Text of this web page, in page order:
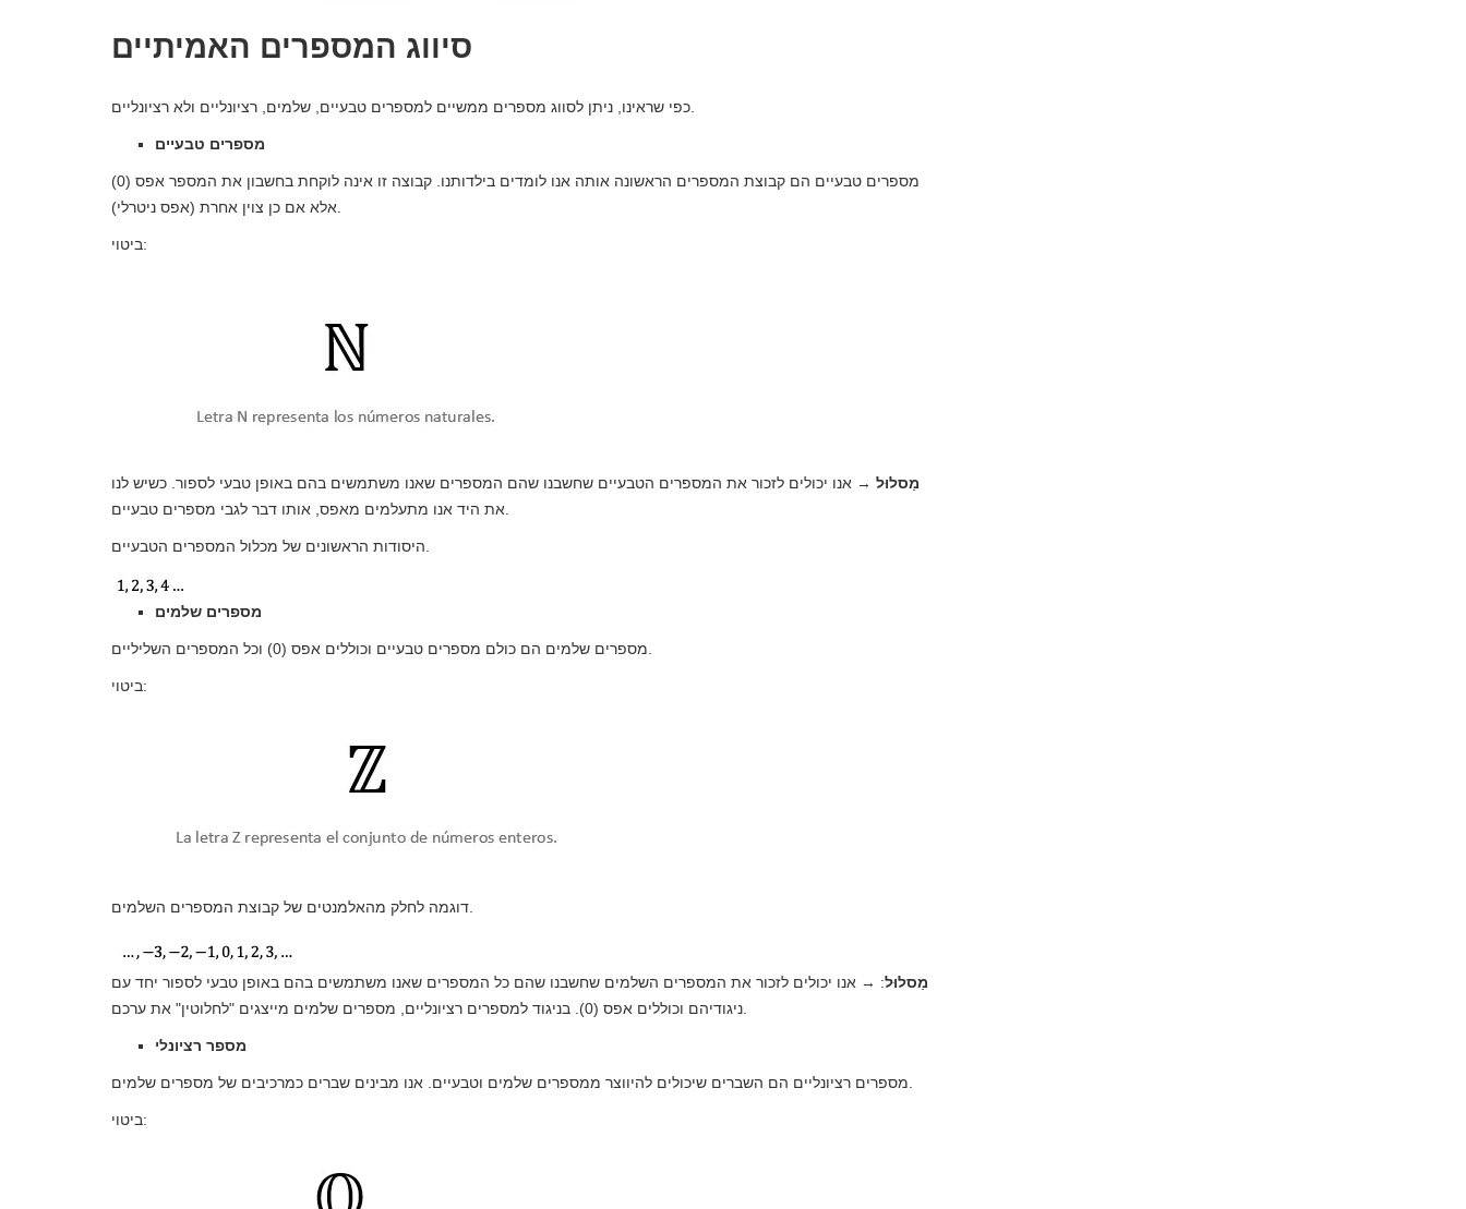
סיווג המספרים האמיתיים
מספרים טבעיים
מספרים טבעיים הם קבוצת המספרים הראשונה אותה אנו לומדים בילדותנו. קבוצה זו אינה לוקחת בחשבון את המספר אפס (0)
ביטוי:
מַסלוּל → אנו יכולים לזכור את המספרים הטבעיים שחשבנו שהם המספרים שאנו משתמשים בהם באופן טבעי לספור. כשיש לנו
מספרים שלמים
ביטוי:
מַסלוּל: → אנו יכולים לזכור את המספרים השלמים שחשבנו שהם כל המספרים שאנו משתמשים בהם באופן טבעי לספור יחד עם
מספר רציונלי
ביטוי: